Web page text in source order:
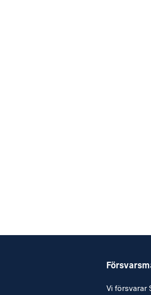
säkerhetsprövningsintervjuer för
Vi försvarar